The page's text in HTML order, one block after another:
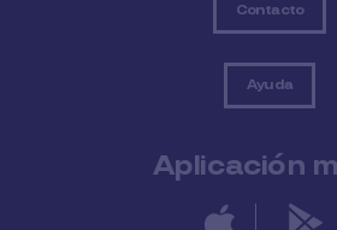
Contacto
Ayuda
Aplicación